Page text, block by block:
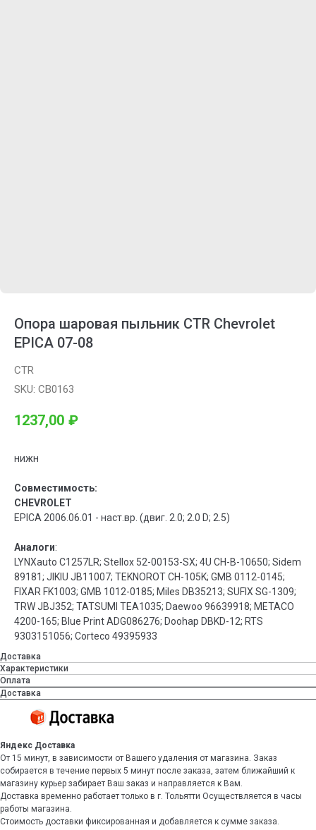
Опора шаровая пыльник CTR Chevrolet
EPICA 07-08
CTR
SKU: CB0163
1237,00 ₽
нижн
Совместимость:
CHEVROLET
EPICA 2006.06.01 - наст.вр. (двиг. 2.0; 2.0 D; 2.5)
Аналоги:
LYNXauto C1257LR; Stellox 52-00153-SX; 4U CH-B-10650; Sidem
89181; JIKIU JB11007; TEKNOROT CH-105K; GMB 0112-0145;
FIXAR FK1003; GMB 1012-0185; Miles DB35213; SUFIX SG-1309;
TRW JBJ352; TATSUMI TEA1035; Daewoo 96639918; METACO
4200-165; Blue Print ADG086276; Doohap DBKD-12; RTS
9303151056; Corteco 49395933
Доставка
Характеристики
Оплата
Доставка
Яндекс Доставка
От 15 минут, в зависимости от Вашего удаления от магазина. Заказ
собирается в течение первых 5 минут после заказа, затем ближайший к
магазину курьер забирает Ваш заказ и направляется к Вам.
Доставка временно работает только в г. Тольятти Осуществляется в часы
работы магазина.
Стоимость доставки фиксированная и добавляется к сумме заказа.